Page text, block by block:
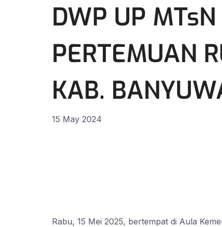
DWP UP
PERTEMUAN
KAB.
15 May 2024
Rabu, 15 Mei 2025, bertempat di Aula